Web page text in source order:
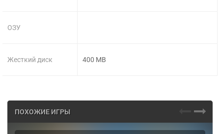
ОЗУ
Жесткий диск 400 MB
ПОХОЖИЕ ИГРЫ